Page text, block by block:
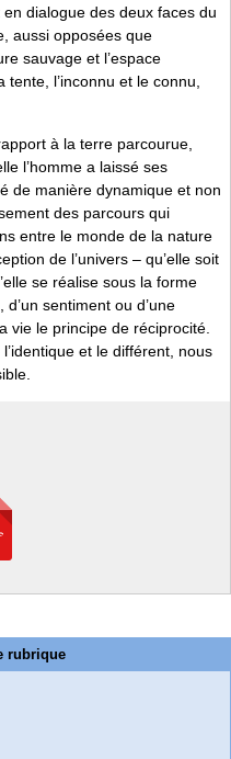
dialogue des deux faces du
aussi opposées que
sauvage et l’espace
l’inconnu et le connu,
à la terre parcourue,
l’homme a laissé ses
de manière dynamique et non
des parcours qui
entre le monde de la nature
de l’univers – qu’elle soit
se réalise sous la forme
d’un sentiment ou d’une
vie le principe de réciprocité.
et le différent, nous
rubrique